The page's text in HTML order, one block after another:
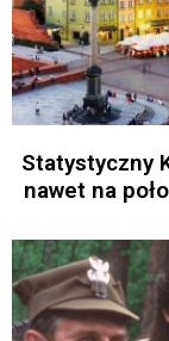
Statystyczny
nawet na